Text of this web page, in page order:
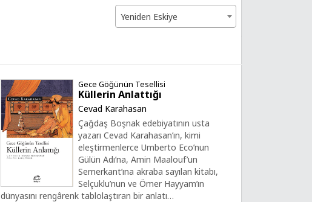
Yeniden Eskiye
Gece Göğünün Tesellisi
Küllerin Anlattığı
Cevad Karahasan
Çağdaş Boşnak edebiyatının usta
yazarı Cevad Karahasan’ın, kimi
eleştirmenlerce Umberto Eco’nun
Gülün Adı’na, Amin Maalouf’un
Semerkant’ına akraba sayılan kitabı,
Selçuklu’nun ve Ömer Hayyam’ın
dünyasını rengârenk tablolaştıran bir anlatı…